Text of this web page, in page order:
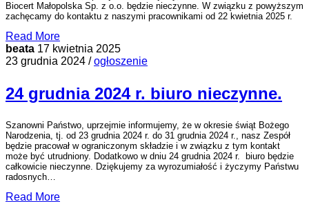
Biocert Małopolska Sp. z o.o. będzie nieczynne. W związku z powyższym
zachęcamy do kontaktu z naszymi pracownikami od 22 kwietnia 2025 r.
Read More
beata 17 kwietnia 2025
23 grudnia 2024 /ogłoszenie
24 grudnia 2024 r. biuro nieczynne.
Szanowni Państwo, uprzejmie informujemy, że w okresie świąt Bożego
Narodzenia, tj. od 23 grudnia 2024 r. do 31 grudnia 2024 r., nasz Zespół
będzie pracował w ograniczonym składzie i w związku z tym kontakt
może być utrudniony. Dodatkowo w dniu 24 grudnia 2024 r. biuro będzie
całkowicie nieczynne. Dziękujemy za wyrozumiałość i życzymy Państwu
radosnych…
Read More